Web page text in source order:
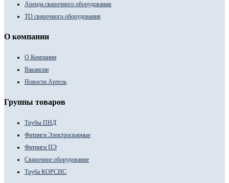
Аренда сварочного оборудования
ТО сварочного оборудования
О компании
О Компании
Вакансии
Новости Артель
Группы товаров
Трубы ПНД
Фитинги Электросварные
Фитинги ПЭ
Сварочное оборудование
Труба КОРСИС